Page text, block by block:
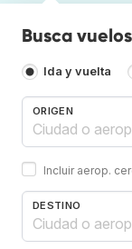
Busca
Ida y vuelta
ORIGEN
Incluir aerop.
DESTINO